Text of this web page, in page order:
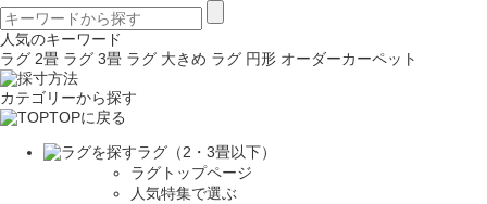
人気のキーワード
ラグ 2畳 ラグ 3畳 ラグ 大きめ ラグ 円形 オーダーカーペット
カテゴリーから探す
TOPに戻る
ラグ（2・3畳以下）
ラグトップページ
人気特集で選ぶ